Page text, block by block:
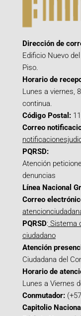
Dirección de
Edificio Nuevo
Piso.
Horario de
Lunes a viernes,
continua.
Código Postal:
Correo
PQRSD:
Atención
denuncias
Línea Nacional
Correo
PQRSD: Sistema
ciudadano
Atención
Ciudadana del
Horario de
Lunes a Viernes
Conmutador:
Capitolio